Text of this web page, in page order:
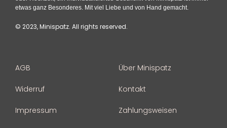
etwas ganz Besonderes. Mit viel Liebe und von Hand gemacht.
© 2023, Minispatz. All rights reserved.
AGB
Widerruf
Impressum
Über Minispatz
Kontakt
Zahlungsweisen